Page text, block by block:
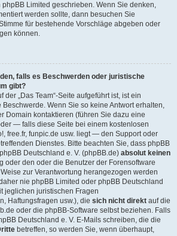
phpBB Limited geschrieben. Wenn Sie denken,
werden sollte, dann besuchen Sie
für bestehende Vorschläge abgeben oder
können.
falls es Beschwerden oder juristische
gibt?
der „Das Team“-Seite aufgeführt ist, ist ein
Wenn Sie so keine Antwort erhalten,
Domain kontaktieren (führen Sie dazu eine
— falls diese Seite bei einem kostenlosen
free.fr, funpic.de usw. liegt — den Support oder
Dienstes. Bitte beachten Sie, dass phpBB
Deutschland e. V. (phpBB.de) absolut keinen
oder den oder die Benutzer der Forensoftware
zur Verantwortung herangezogen werden
nie phpBB Limited oder phpBB Deutschland
jeglichen juristischen Fragen
Haftungsfragen usw.), die sich nicht direkt auf die
oder die phpBB-Software selbst beziehen. Falls
Deutschland e. V. E-Mails schreiben, die die
betreffen, so werden Sie, wenn überhaupt,